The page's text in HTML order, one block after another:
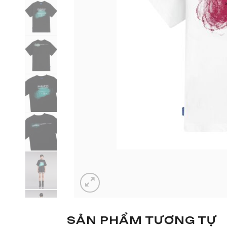
SẢN PHẨM TƯƠNG TỰ